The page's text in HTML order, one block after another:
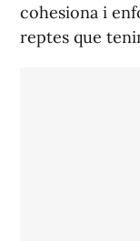
cohesiona i
reptes que